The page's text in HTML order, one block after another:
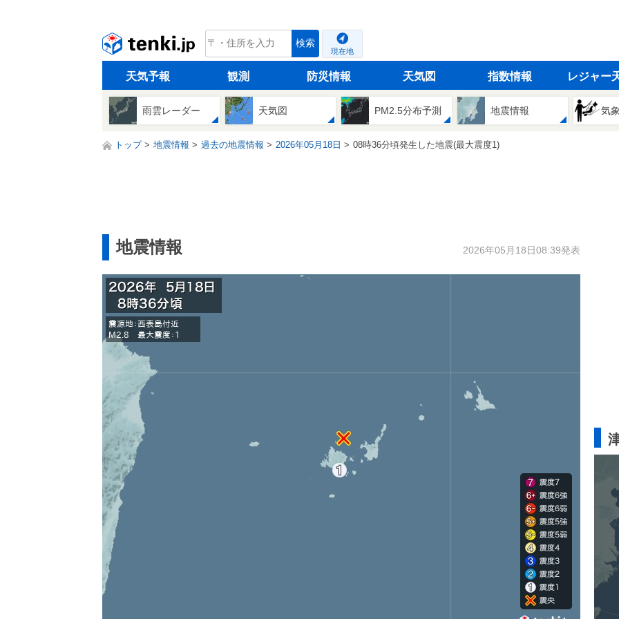
tenki.jp 検索
現在地
天気予報 観測 防災情報 天気図 指数情報 レジャー
雨雲レーダー 天気図 PM2.5分布予測 地震情報 気
トップ 地震情報 過去の地震情報 2026年05月18日 08時36分頃発生した地震(最大震度1)
地震情報 2026年05月18日08:39発表